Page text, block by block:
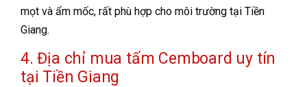
mọt và ẩm mốc, rất phù hợp cho môi trường tại Tiền
Giang.
4. Địa chỉ mua tấm Cemboard uy tín
tại Tiền Giang